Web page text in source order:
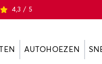
4,3 / 5
AUTOHOEZEN